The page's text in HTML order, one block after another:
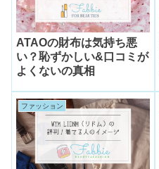
ATAOの財布は気持ち悪
い？恥ずかしい&口コミが
よくないの真相
ファッション